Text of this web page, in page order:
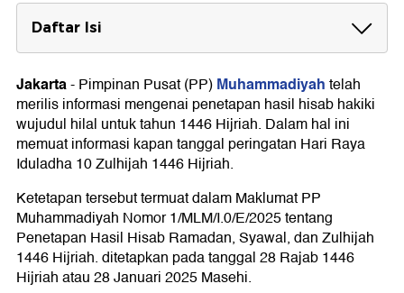
Daftar Isi
Kapan Iduladha 2025 Muhammadiyah?
Kapan Iduladha 2025 Pemerintah?
Jakarta-Pimpinan Pusat (PP)Muhammadiyahtelah
merilis informasi mengenai penetapan hasil hisab hakiki
wujudul hilal untuk tahun 1446 Hijriah. Dalam hal ini
memuat informasi kapan tanggal peringatan Hari Raya
Iduladha 10 Zulhijah 1446 Hijriah.
Ketetapan tersebut termuat dalam Maklumat PP
Muhammadiyah Nomor 1/MLM/I.0/E/2025 tentang
Penetapan Hasil Hisab Ramadan, Syawal, dan Zulhijah
1446 Hijriah. ditetapkan pada tanggal 28 Rajab 1446
Hijriah atau 28 Januari 2025 Masehi.